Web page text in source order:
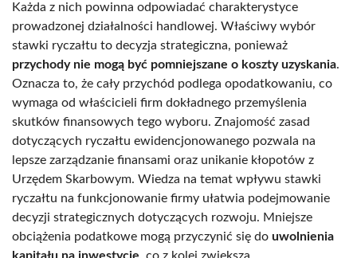
Każda z nich powinna odpowiadać charakterystyce
prowadzonej działalności handlowej. Właściwy wybór
stawki ryczałtu to decyzja strategiczna, ponieważ
przychody nie mogą być pomniejszane o koszty uzyskania.
Oznacza to, że cały przychód podlega opodatkowaniu, co
wymaga od właścicieli firm dokładnego przemyślenia
skutków finansowych tego wyboru. Znajomość zasad
dotyczących ryczałtu ewidencjonowanego pozwala na
lepsze zarządzanie finansami oraz unikanie kłopotów z
Urzędem Skarbowym. Wiedza na temat wpływu stawki
ryczałtu na funkcjonowanie firmy ułatwia podejmowanie
decyzji strategicznych dotyczących rozwoju. Mniejsze
obciążenia podatkowe mogą przyczynić się do uwolnienia